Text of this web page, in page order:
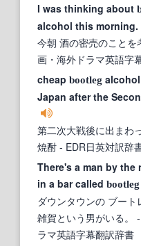
I was thinking about
alcohol this morning.
今朝 酒の密売のことを
画・海外ドラマ英語字
cheap bootleg
Japan after the
第二次大戦後に出まわ
焼酎 - EDR日英対訳辞
There's a man by the
in a bar called bootleg
ダウンタウンの ブート
雑賀という男がいる。
ラマ英語字幕翻訳辞書